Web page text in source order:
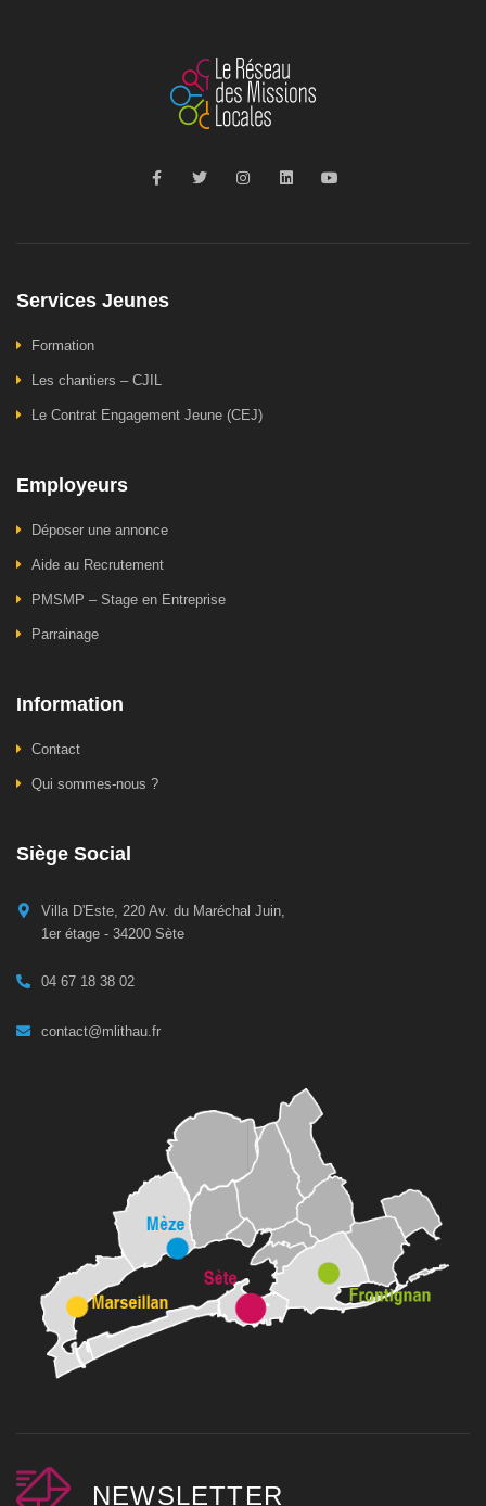
Services Jeunes
Formation
Les chantiers – CJIL
Le Contrat Engagement Jeune (CEJ)
Employeurs
Déposer une annonce
Aide au Recrutement
PMSMP – Stage en Entreprise
Parrainage
Information
Contact
Qui sommes-nous ?
Siège Social
Villa D'Este, 220 Av. du Maréchal Juin,
1er étage - 34200 Sète
04 67 18 38 02
contact@mlithau.fr
NEWSLETTER